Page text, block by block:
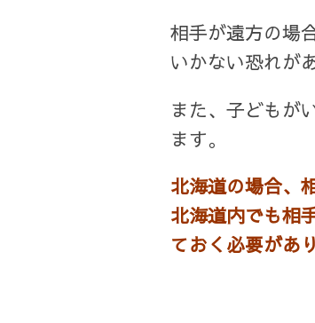
相手が遠方の場
いかない恐れが
また、子どもが
ます。
北海道の場合、
北海道内でも相
ておく必要があ